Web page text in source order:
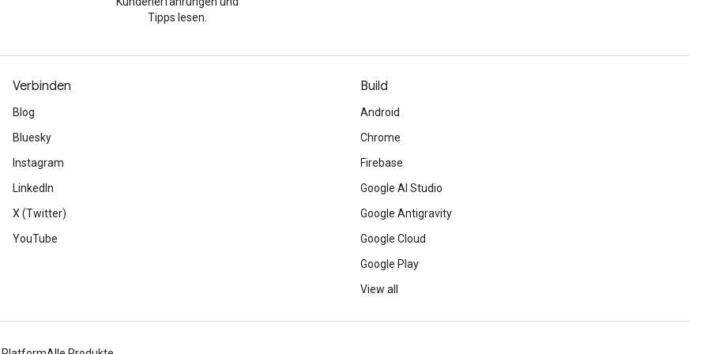
Tipps lesen.
Verbinden
Blog
Bluesky
Instagram
LinkedIn
X (Twitter)
YouTube
Build
Android
Chrome
Firebase
Google AI Studio
Google Antigravity
Google Cloud
Google Play
View all